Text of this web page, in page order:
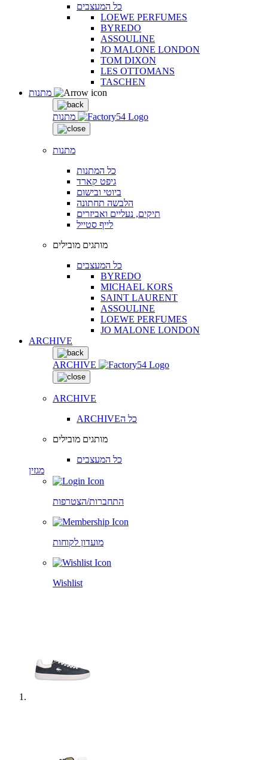
כל המעצבים
LOEWE PERFUMES
BYREDO
ASSOULINE
JO MALONE LONDON
TOM DIXON
LES OTTOMANS
TASCHEN
מתנות
מתנות
כל המתנות
גיפט קארד
ביוטי ובישום
הלבשה תחתונה
תיקים, נעליים ואביזרים
לייף סטייל
מותגים מובילים
כל המעצבים
BYREDO
MICHAEL KORS
SAINT LAURENT
ASSOULINE
LOEWE PERFUMES
JO MALONE LONDON
ARCHIVE
ARCHIVE
ARCHIVE
ARCHIVEכל ה
מותגים מובילים
כל המעצבים
מגזין
התחברות/הצטרפות
מועדון לקוחות
Wishlist